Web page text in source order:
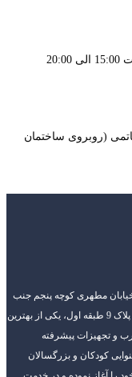
(روبروی ساختمان
مطهری کوچه پنجم جنب
داروخانه دکتر حاتمی (روبروی ساختمان پزشکان پاستور) پلاک 9 طبقه اول، یکی از بهترین
و تجهیزات پیشرفته
کودکان و بزرگسالان